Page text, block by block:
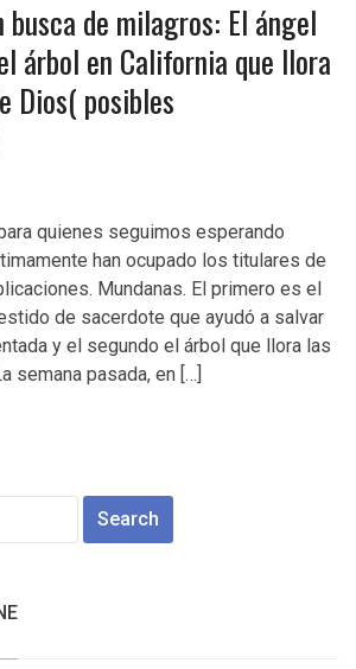
busca de milagros: El ángel
árbol en California que llora
Dios( posibles
quienes seguimos esperando
han ocupado los titulares de
Mundanas. El primero es el
de sacerdote que ayudó a salvar
y el segundo el árbol que llora las
semana pasada, en […]